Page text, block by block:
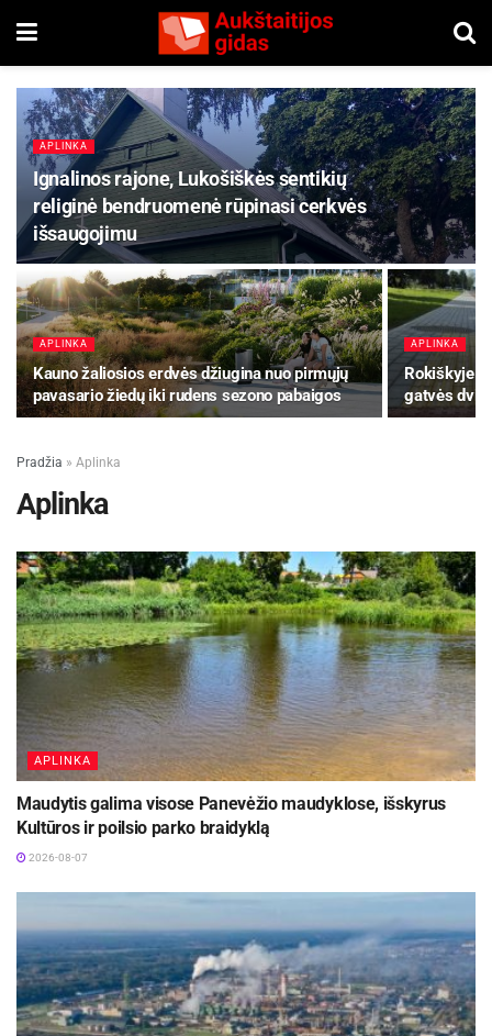
APLINKA
Ignalinos rajone, Lukošiškės sentikių
religinė bendruomenė rūpinasi cerkvės
išsaugojimu
APLINKA
Kauno žaliosios erdvės džiugina nuo pirmųjų
pavasario žiedų iki rudens sezono pabaigos
APLINKA
Rokiškyje
gatvės
Pradžia » Aplinka
Aplinka
APLINKA
Maudytis galima visose Panevėžio maudyklose, išskyrus
Kultūros ir poilsio parko braidyklą
2026-08-07